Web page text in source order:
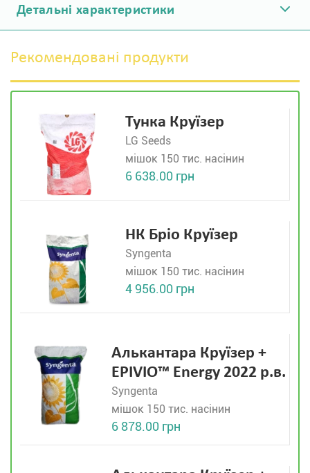
Детальні характеристики
Рекомендовані продукти
Тунка Круїзер
LG Seeds
мішок 150 тис. насінин
6 638.00 грн
НК Бріо Круїзер
Syngenta
мішок 150 тис. насінин
4 956.00 грн
Алькантара Круїзер +
EPIVIO™ Energy 2022 р.в.
Syngenta
мішок 150 тис. насінин
6 878.00 грн